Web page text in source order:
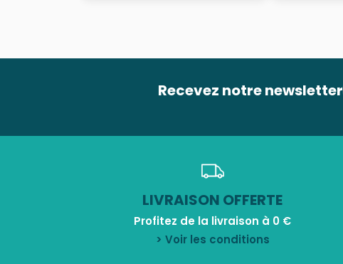
Recevez notre newsletter
LIVRAISON OFFERTE
Profitez de la livraison à 0 €
> Voir les conditions